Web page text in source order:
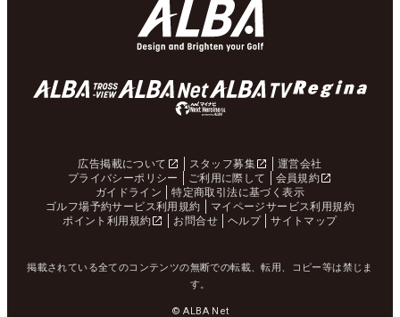
広告掲載について スタッフ募集
運営会社
プライバシーポリシー
ご利用に際して
会員規約
ガイドライン
特定商取引法に基づく表示
ゴルフ場予約サービス利用規約
マイページサービス利用規約
ポイント利用規約
お問合せ ヘルプ サイトマップ
掲載されている全てのコンテンツの無断での転載、転用、コピー等は禁じま
す。
© ALBA Net